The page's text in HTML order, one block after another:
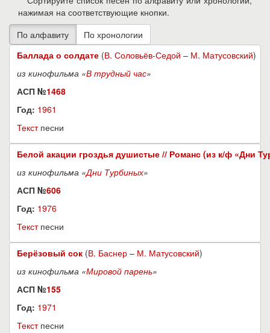
нажимая на соответствующие кнопки.
Баллада о солдате (В. Соловьёв-Седой – М. Матусовский)
из кинофильма «В трудный час»
АСП №1468
Год: 1961
Текстпесни
Белой акации гроздья душистые // Романс (из к/ф «Дни
из кинофильма «Дни Турбиных»
АСП №606
Год: 1976
Текстпесни
Берёзовый сок (В. Баснер – М. Матусовский)
из кинофильма «Мировой парень»
АСП №155
Год: 1971
Текстпесни